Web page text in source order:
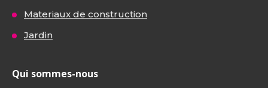
Materiaux de construction
Jardin
Qui sommes-nous